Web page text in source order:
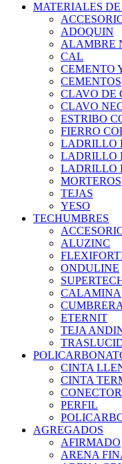
MATERIALES
ADOQUIN
ALAMBRE
CAL
CEMENTO
CEMENTOS
CLAVO DE
CLAVO
ESTRIBO
FIERRO
LADRILLO
LADRILLO
LADRILLO
MORTEROS
TEJAS
YESO
TECHUMBRES
ALUZINC
ONDULINE
CALAMINA
ETERNIT
TEJA
CINTA
CINTA
PERFIL
AGREGADOS
AFIRMADO
ARENA